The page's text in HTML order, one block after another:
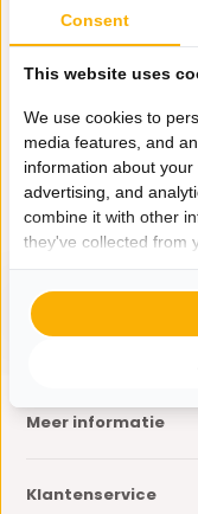
Ontvang de
je niet spammen,
* Lees hier de wettelijke
Meer informatie
Klantenservice
Consent
This website uses
We use cookies to
media features, and
information about your
advertising, and
combine it with other
they've collected from